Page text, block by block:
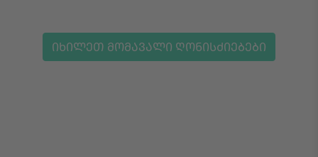
ᲘᲮᲘᲚᲔᲗ ᲛᲝᲛᲐᲕᲐᲚᲘ ᲦᲝᲜᲘᲡᲫᲘᲔᲑᲔᲑᲘ